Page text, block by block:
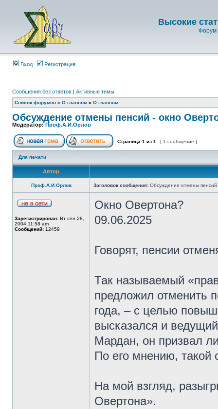
Высокие
Форум
Вход Регистрация
Сообщения без ответов | Активные темы
Список форумов » О главном » О главном
Обсуждение отмены пенсий - окно
Модератор:Проф.А.И.Орлов
Страница 1 из 1 [ 1 сообщение ]
Для печати
Автор
Проф.А.И.Орлов Заголовок сообщения: Обсуждение отмены пенсий
Зарегистрирован: Вт сен 28,
2004 11:58 am
Сообщений: 12459
Окно Овертона?
09.06.2025
Говорят, пенсии
Так называемый
предложил отменить
года, – с целью
высказался и
Мардан, он призвал
По его мнению, такой
На мой взгляд,
Овертона».